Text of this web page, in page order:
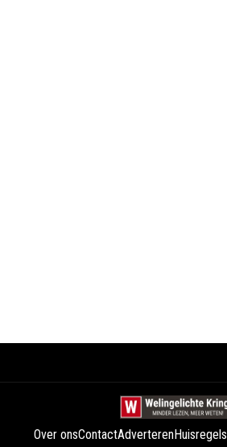
Over onsContactAdverterenHuisregels